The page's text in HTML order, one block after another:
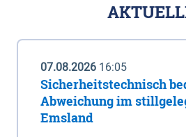
07.08.2026 16:05
Sicherheitstechnisch
Abweichung im
Emsland